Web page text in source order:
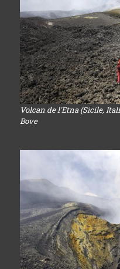
Volcan de l'Etna (Sicile,
Bove